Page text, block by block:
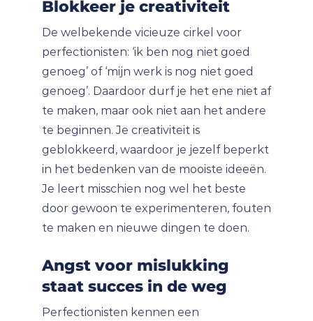
Blokkeer je creativiteit
De welbekende vicieuze cirkel voor
perfectionisten: ‘ik ben nog niet goed
genoeg’ of ‘mijn werk is nog niet goed
genoeg’. Daardoor durf je het ene niet af
te maken, maar ook niet aan het andere
te beginnen. Je creativiteit is
geblokkeerd, waardoor je jezelf beperkt
in het bedenken van de mooiste ideeën.
Je leert misschien nog wel het beste
door gewoon te experimenteren, fouten
te maken en nieuwe dingen te doen.
Angst voor mislukking
staat succes in de weg
Perfectionisten kennen een